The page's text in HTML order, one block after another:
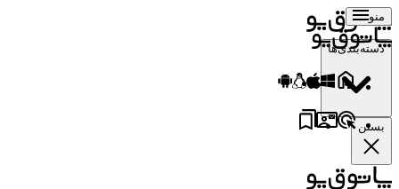
منو
دسته‌بندی‌ها
بستن